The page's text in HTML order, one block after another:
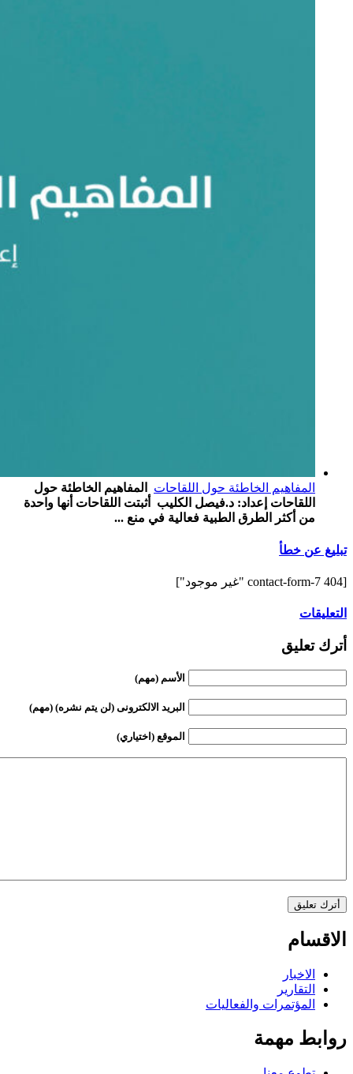
المفاهيم الخاطئة حول اللقاحات
المفاهيم الخاطئة حول
اللقاحات إعداد: د.فيصل الكليب أثبتت اللقاحات أنها واحدة
من أكثر الطرق الطبية فعالية في منع ...
تبليغ عن خطأ
[contact-form-7 404 "غير موجود"]
التعليقات
أترك تعليق
الأسم (مهم)
البريد الالكترونى (لن يتم نشره) (مهم)
الموقع (اختياري)
الاقسام
الاخبار
التقارير
المؤتمرات والفعاليات
روابط مهمة